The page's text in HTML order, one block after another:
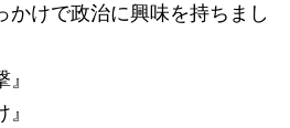
かけで政治に興味を持ちまし